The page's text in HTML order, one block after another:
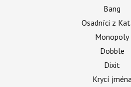
Bang
Osadníci z
Monopoly
Dobble
Dixit
Krycí jména